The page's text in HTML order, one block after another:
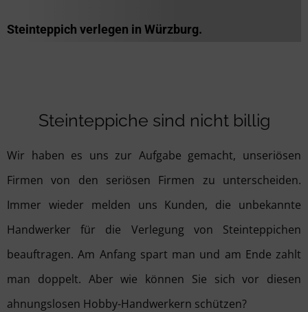
Steinteppich verlegen in Würzburg.
Steinteppiche sind nicht billig
Wir haben es uns zur Aufgabe gemacht, unseriösen
Firmen von den seriösen Firmen zu unterscheiden.
Immer wieder melden uns Kunden, die unbekannte
Handwerker für die Verlegung von Steinteppichen
beauftragen. Am Anfang spart man und am Ende zahlt
man doppelt. Aber wie können Sie sich vor diesen
ahnungslosen Hobby-Handwerkern schützen?